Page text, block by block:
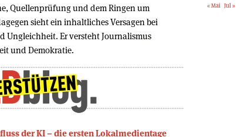
Quellenprüfung und dem Ringen um
sieht ein inhaltliches Versagen bei
Ungleichheit. Er versteht Journalismus
und Demokratie.
der KI – die ersten Lokalmedientage
« Mai Jul »